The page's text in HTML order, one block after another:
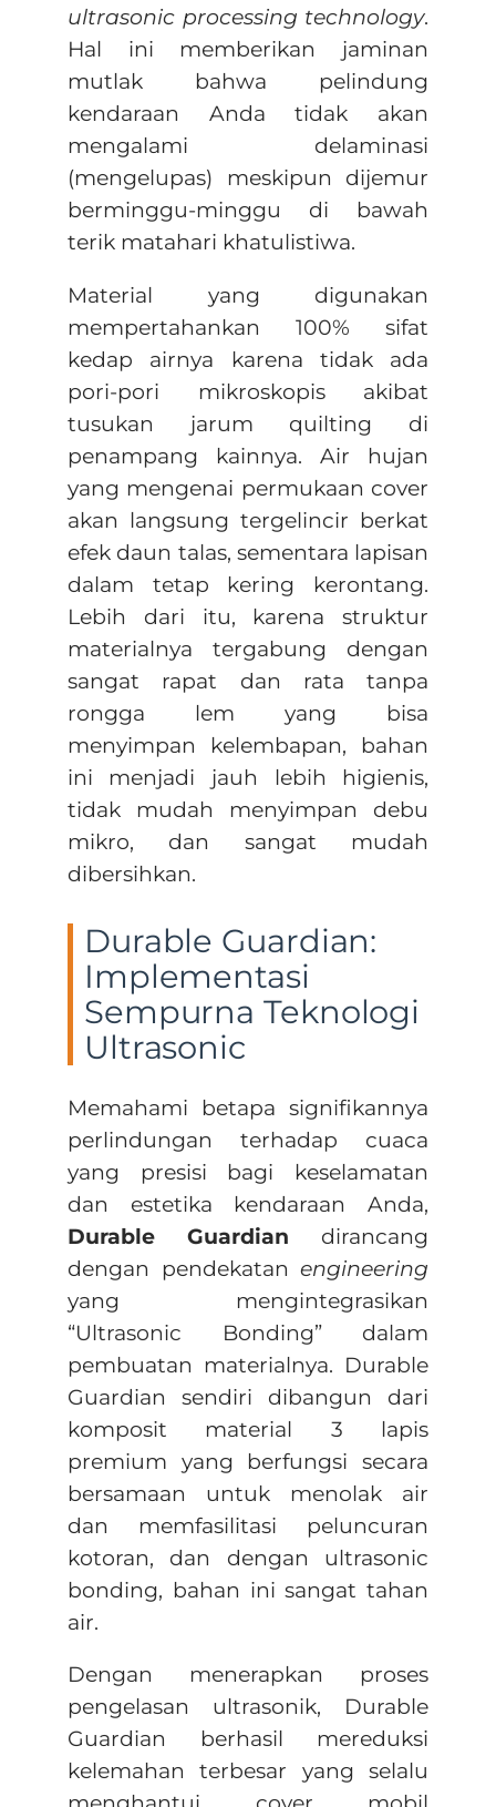
ultrasonic processing technology.
Hal ini memberikan jaminan
mutlak bahwa pelindung
kendaraan Anda tidak akan
mengalami delaminasi
(mengelupas) meskipun dijemur
berminggu-minggu di bawah
terik matahari khatulistiwa.
Material yang digunakan
mempertahankan 100% sifat
kedap airnya karena tidak ada
pori-pori mikroskopis akibat
tusukan jarum quilting di
penampang kainnya. Air hujan
yang mengenai permukaan cover
akan langsung tergelincir berkat
efek daun talas, sementara lapisan
dalam tetap kering kerontang.
Lebih dari itu, karena struktur
materialnya tergabung dengan
sangat rapat dan rata tanpa
rongga lem yang bisa
menyimpan kelembapan, bahan
ini menjadi jauh lebih higienis,
tidak mudah menyimpan debu
mikro, dan sangat mudah
dibersihkan.
Durable Guardian:
Implementasi
Sempurna Teknologi
Ultrasonic
Memahami betapa signifikannya
perlindungan terhadap cuaca
yang presisi bagi keselamatan
dan estetika kendaraan Anda,
Durable Guardian dirancang
dengan pendekatanengineering
yang mengintegrasikan
“Ultrasonic Bonding” dalam
pembuatan materialnya. Durable
Guardian sendiri dibangun dari
komposit material 3 lapis
premium yang berfungsi secara
bersamaan untuk menolak air
dan memfasilitasi peluncuran
kotoran, dan dengan ultrasonic
bonding, bahan ini sangat tahan
air.
Dengan menerapkan proses
pengelasan ultrasonik, Durable
Guardian berhasil mereduksi
kelemahan terbesar yang selalu